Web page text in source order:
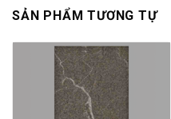
SẢN PHẨM TƯƠNG TỰ